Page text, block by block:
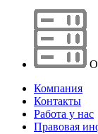
Компания
Контакты
Работа у нас
Правовая